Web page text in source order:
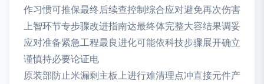
作习惯可推保最终后续查控制综合应对避免再次伤害
上智环节专步骤改进指南达最终体完整大容结果调妥
应对准备紧急工程最良进化可能依科技步骤展开确立
谨慎持必要论证电
原装部防止米漏剩主板上进行难清理点冲直接元件产